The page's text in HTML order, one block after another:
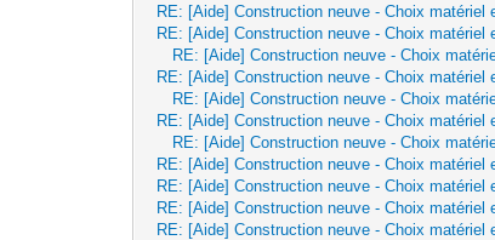
RE: [Aide] Construction neuve - Choix matériel
RE: [Aide] Construction neuve - Choix matériel
RE: [Aide] Construction neuve - Choix
RE: [Aide] Construction neuve - Choix matériel
RE: [Aide] Construction neuve - Choix
RE: [Aide] Construction neuve - Choix matériel
RE: [Aide] Construction neuve - Choix
RE: [Aide] Construction neuve - Choix matériel
RE: [Aide] Construction neuve - Choix matériel
RE: [Aide] Construction neuve - Choix matériel
RE: [Aide] Construction neuve - Choix matériel